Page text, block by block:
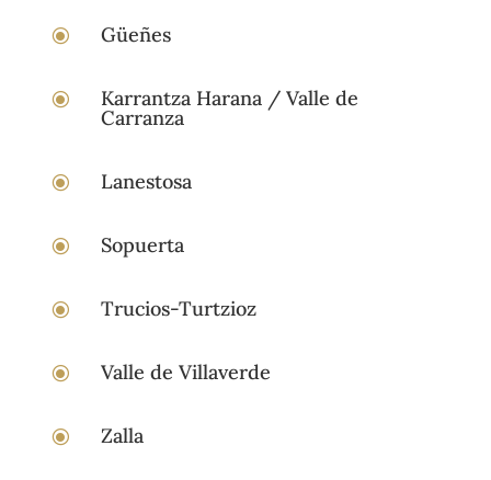
\ Güeñes
\ Karrantza Harana / Valle de
Carranza
\ Lanestosa
\ Sopuerta
\ Trucios-Turtzioz
\ Valle de Villaverde
\ Zalla